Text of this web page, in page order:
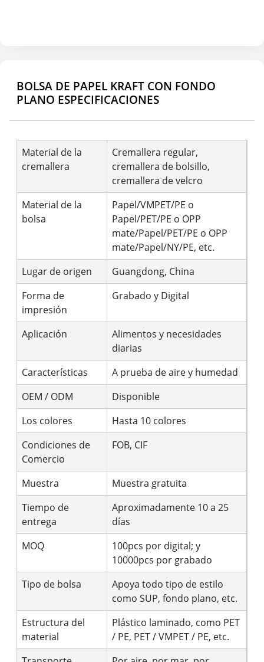
BOLSA DE PAPEL KRAFT CON FONDO
PLANO ESPECIFICACIONES
Material de la
cremallera
Cremallera regular,
cremallera de bolsillo,
cremallera de velcro
Material de la
bolsa
Papel/VMPET/PE o
Papel/PET/PE o OPP
mate/Papel/PET/PE o OPP
mate/Papel/NY/PE, etc.
Lugar de origen
Guangdong, China
Forma de
impresión
Grabado y Digital
Aplicación
Alimentos y necesidades
diarias
Características
A prueba de aire y humedad
OEM / ODM
Disponible
Los colores
Hasta 10 colores
Condiciones de
Comercio
FOB, CIF
Muestra
Muestra gratuita
Tiempo de
entrega
Aproximadamente 10 a 25
días
MOQ
100pcs por digital; y
10000pcs por grabado
Tipo de bolsa
Apoya todo tipo de estilo
como SUP, fondo plano, etc.
Estructura del
material
Plástico laminado, como PET
/ PE, PET / VMPET / PE, etc.